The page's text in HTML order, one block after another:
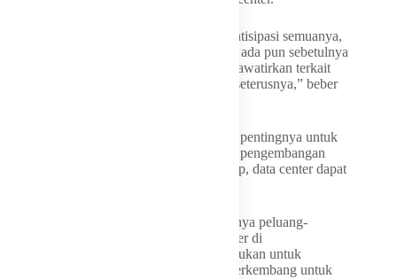
“Dalam RUPTL tentu itu sudah sudah diantisipasi semuanya,
ya. Dan kita lihat dari reserve margin yang ada pun sebetulnya
cukup cukup legah. Ya, jadi kita jangan khawatirkan terkait
dengan soal data center maruk listrik, dan seterusnya,” beber
Dengan demikian, Bambang menegaskan, pentingnya untuk
tetap mengakomodir peluang-peluang soal pengembangan
data center di Indonesia. Bambang berharap, data center dapat
“Kita tetap akan mengakomodir apa namanya peluang-
peluang terhadap pengembangan data center di
Indonesia,karena memang itu sangat diperlukan untuk
bagaimana apa namanya bisnis ini dapat berkembang untuk